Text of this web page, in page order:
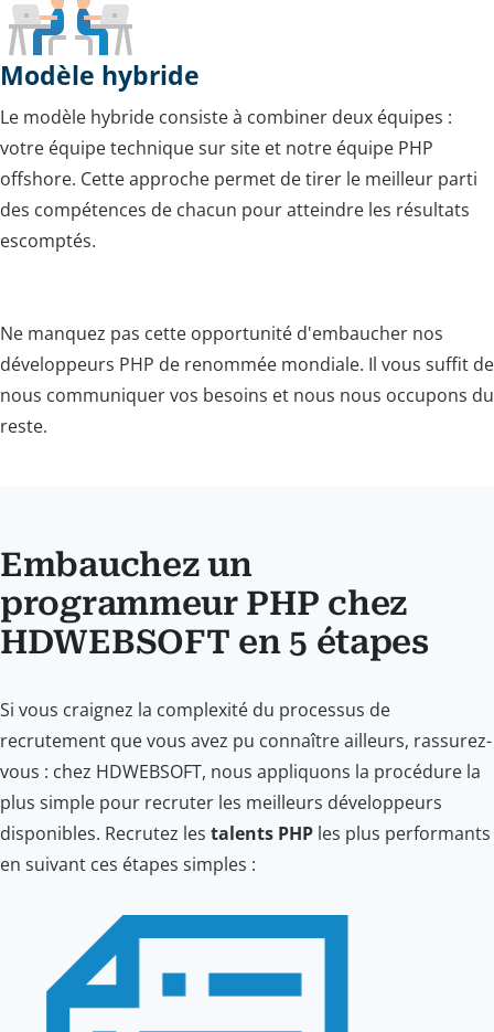
Modèle hybride
Le modèle hybride consiste à combiner deux équipes :
votre équipe technique sur site et notre équipe PHP
offshore. Cette approche permet de tirer le meilleur parti
des compétences de chacun pour atteindre les résultats
escomptés.
Ne manquez pas cette opportunité d'embaucher nos
développeurs PHP de renommée mondiale. Il vous suffit de
nous communiquer vos besoins et nous nous occupons du
reste.
Embauchez un
programmeur PHP chez
HDWEBSOFT en 5 étapes
Si vous craignez la complexité du processus de
recrutement que vous avez pu connaître ailleurs, rassurez-
vous : chez HDWEBSOFT, nous appliquons la procédure la
plus simple pour recruter les meilleurs développeurs
disponibles. Recrutez les talents PHP les plus performants
en suivant ces étapes simples :